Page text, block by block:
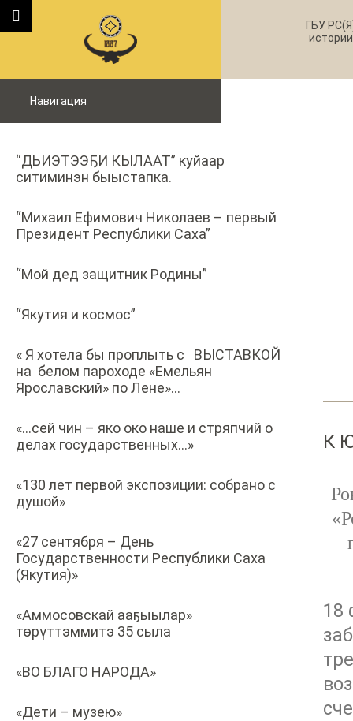
ГБУ
Навигация
“ДЬИЭТЭЭҔИ КЫЛААТ” куйаар
ситиминэн быыстапка.
“Михаил Ефимович Николаев – первый
Президент Республики Саха”
“Мой дед защитник Родины”
“Якутия и космос”
« Я хотела бы проплыть с ВЫСТАВКОЙ
на белом пароходе «Емельян
Ярославский» по Лене»…
«…сей чин – яко око наше и стряпчий о
делах государственных…»
«130 лет первой экспозиции: собрано с
душой»
«27 сентября – День
Государственности Республики Саха
(Якутия)»
«Аммосовскай ааҕыылар»
төрүттэммитэ 35 сыла
«ВО БЛАГО НАРОДА»
«Дети – музею»
К
18